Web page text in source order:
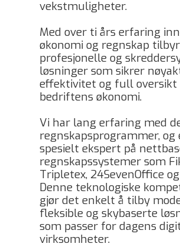
vekstmuligheter.
Med over ti års erfaring
økonomi og regnskap
profesjonelle og
løsninger som sikrer
effektivitet og full oversikt
bedriftens økonomi.
Vi har lang erfaring med
regnskapsprogrammer, og
spesielt ekspert på
regnskapssystemer som
Tripletex, 24SevenOffice
Denne teknologiske
gjør det enkelt å tilby
fleksible og skybaserte
som passer for dagens
virksomheter.